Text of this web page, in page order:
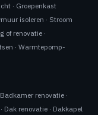
· Groepenkast
isoleren · Stroom
of renovatie ·
·Warmtepomp-
Badkamer renovatie ·
· Dak renovatie · Dakkapel